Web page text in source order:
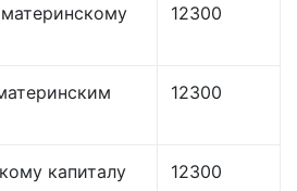
12300
12300
капиталу 12300